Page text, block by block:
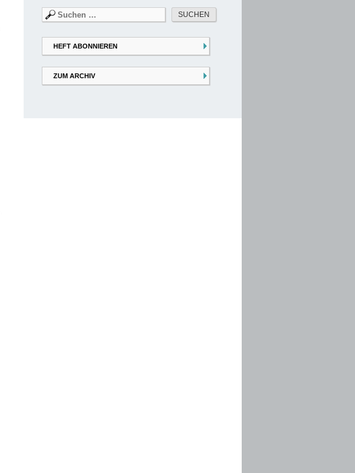
Suchen
nach:
HEFT ABONNIEREN
ZUM ARCHIV